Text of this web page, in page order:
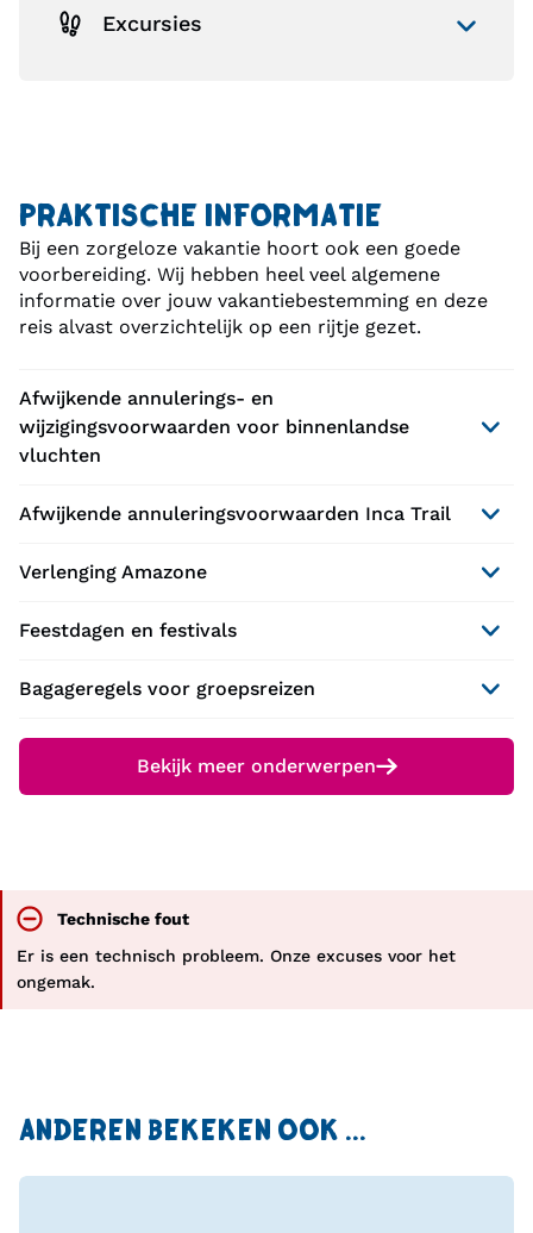
Excursies
PRAKTISCHE INFORMATIE
Bij een zorgeloze vakantie hoort ook een goede
voorbereiding. Wij hebben heel veel algemene
informatie over jouw vakantiebestemming en deze
reis alvast overzichtelijk op een rijtje gezet.
Afwijkende annulerings- en
wijzigingsvoorwaarden voor binnenlandse
vluchten
Afwijkende annuleringsvoorwaarden Inca Trail
Verlenging Amazone
Feestdagen en festivals
Bagageregels voor groepsreizen
Bekijk meer onderwerpen
Technische fout
Er is een technisch probleem. Onze excuses voor het
ongemak.
ANDEREN BEKEKEN OOK ...